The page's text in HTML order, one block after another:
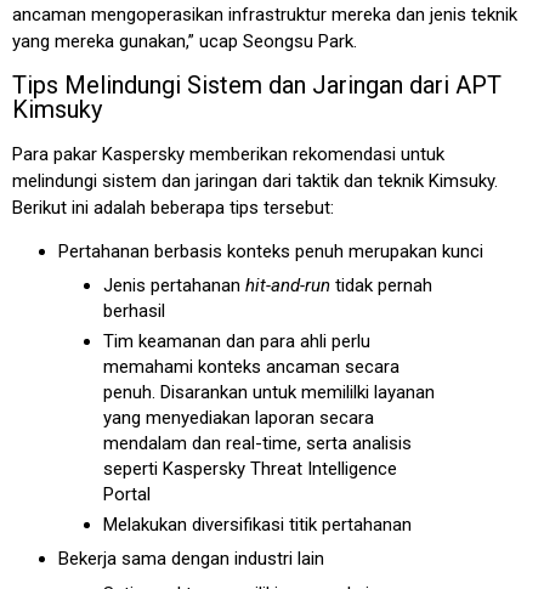
ancaman mengoperasikan infrastruktur mereka dan jenis teknik
yang mereka gunakan,” ucap Seongsu Park.
Tips Melindungi Sistem dan Jaringan dari APT
Kimsuky
Para pakar Kaspersky memberikan rekomendasi untuk
melindungi sistem dan jaringan dari taktik dan teknik Kimsuky.
Berikut ini adalah beberapa tips tersebut:
Pertahanan berbasis konteks penuh merupakan kunci
Jenis pertahanan hit-and-run tidak pernah
berhasil
Tim keamanan dan para ahli perlu
memahami konteks ancaman secara
penuh. Disarankan untuk memililki layanan
yang menyediakan laporan secara
mendalam dan real-time, serta analisis
seperti Kaspersky Threat Intelligence
Portal
Melakukan diversifikasi titik pertahanan
Bekerja sama dengan industri lain